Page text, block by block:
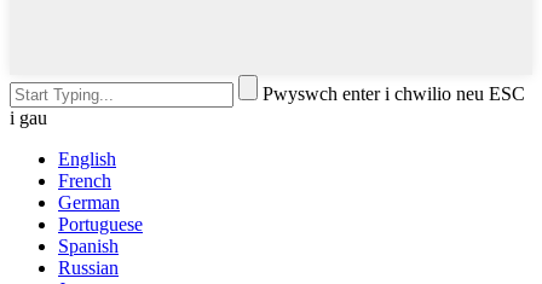
Pwyswch enter i chwilio neu ESC
i gau
English
French
German
Portuguese
Spanish
Russian